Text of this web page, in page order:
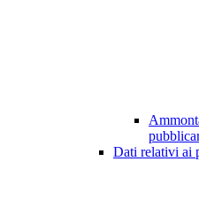
Dati relativi ai